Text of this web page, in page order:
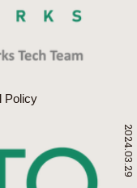
Policy
2024.03.29